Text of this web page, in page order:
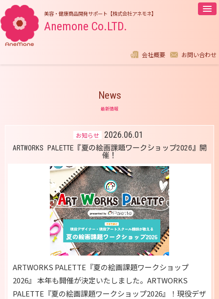
美容・健康商品開発サポート【株式会社アネモネ】
Anemone Co.LTD.
company profile
会社概要 contact
お問い合わせ
News
最新情報
お知らせ 2026.06.01
ARTWORKS PALETTE『夏の絵画課題ワークショップ2026』開
催！
ARTWORKS PALETTE『夏の絵画課題ワークショップ
2026』 本年も開催が決定いたしました。ARTWORKS
PALETTE『夏の絵画課題ワークショップ2026』！現役デザ